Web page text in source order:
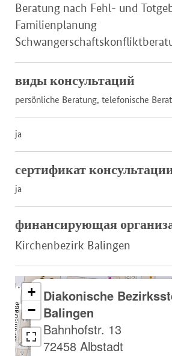
Beratung nach Fehl- und
Familienplanung
виды консультаций
persönliche Beratung, telefonische
ja
сертификат
ja
финансирующая
Kirchenbezirk Balingen
Diakonische
Balingen
Bahnhofstr. 13
72458 Albstadt
+
−